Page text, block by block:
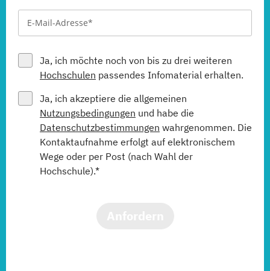
Ja, ich möchte noch von bis zu drei weiteren
Hochschulen passendes Infomaterial erhalten.
Ja, ich akzeptiere die allgemeinen
Nutzungsbedingungen und habe die
Datenschutzbestimmungen wahrgenommen. Die
Kontaktaufnahme erfolgt auf elektronischem
Wege oder per Post (nach Wahl der
Hochschule).*